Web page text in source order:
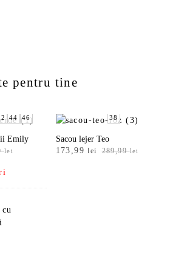
pentru tine
44 46
Emily
lei
38
Sacou lejer Teo
289,99lei
Prețul
173,99lei
Prețul